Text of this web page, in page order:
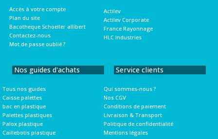
Accès à votre compte
Plan du site
Bacotheque Schoeller allibert
Contactez-nous
Mot de passe oublié ?
Actilev
Actilev Corporate
France Rayonnage
HLC Industries
Nos guides d'achats
Tous nos guides
Caisse palettes
bac en plastique
Palettes plastiques
Palox plastique
Caillebotis plastique
Service clients
Qui sommes-nous ?
Nos CGV
Conditions de paiement
Livraison & Transport
Politique de confidentialité
Mentions légales